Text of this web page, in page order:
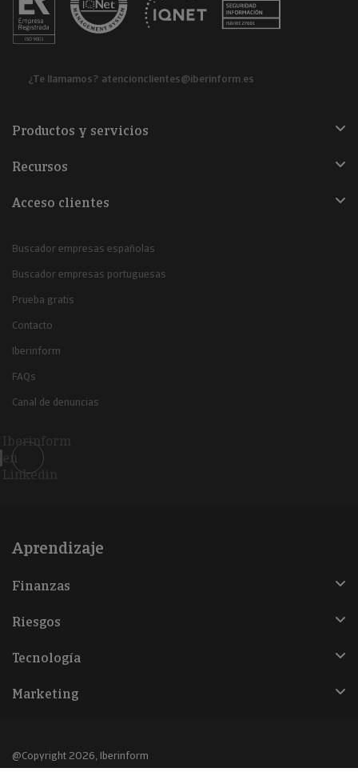
¿Te llamamos? atencionclientes@iberinform.es
Productos y servicios
Recursos
Acceso clientes
Buscador empresas españolas
Buscador empresas portuguesas
Prueba gratis
Contacto
Iberinform
FAQs
Canal de denuncias
Iberinform
en
Linkedin
Aprendizaje
Finanzas
Riesgos
Tecnología
Marketing
@Copyright 2026, Iberinform